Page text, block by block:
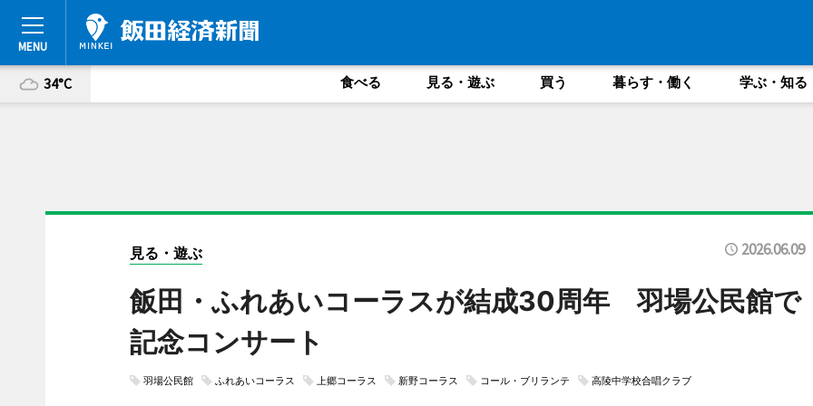
34°C 食べる 見る・遊ぶ 買う 暮らす・働く 学ぶ・知る
見る・遊ぶ 2026.06.09
飯田・ふれあいコーラスが結成30周年 羽場公民館で
記念コンサート
羽場公民館 ふれあいコーラス 上郷コーラス 新野コーラス コール・ブリランテ 高陵中学校合唱クラブ